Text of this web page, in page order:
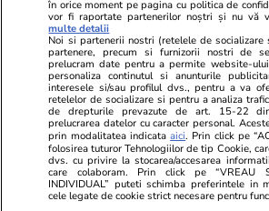
Știri România
INTERVIU Fiona Crack (BBC) la
55 de întrebări – powered by
Libertatea: „Miza este să-i
facem pe oameni să înțeleagă
ce înseamnă știrile false”
în orice moment pe pagina cu politica de
vor fi raportate partenerilor noștri și nu vă
multe detalii
Noi si partenerii nostri (retelele de
partenere, precum si furnizorii nostri de
prelucram date pentru a permite website-
personaliza continutul si anunturile
interesele si/sau profilul dvs., pentru a va
retelelor de socializare si pentru a analiza
de drepturile prevazute de art. 15-22
prelucrarea datelor cu caracter personal.
prin modalitatea indicataaici. Prin click pe
folosirea tuturor Tehnologiilor de tip Cookie,
dvs. cu privire la stocarea/accesarea
care colaboram. Prin click pe “VREAU
INDIVIDUAL” puteti schimba preferintele in
cele legate de cookie strict necesare pentru